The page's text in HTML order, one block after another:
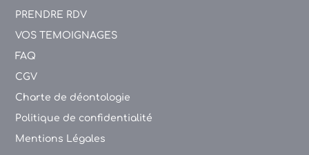
PRENDRE RDV
VOS TEMOIGNAGES
FAQ
CGV
Charte de déontologie
Politique de confidentialité
Mentions Légales